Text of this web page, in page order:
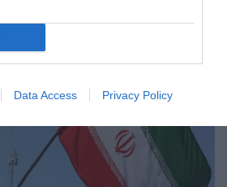
Data Access Privacy Policy